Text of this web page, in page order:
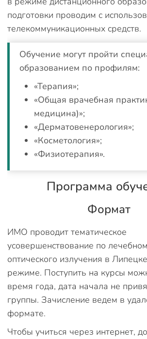
подготовки проводим с
телекоммуникационных средств.
Обучение могут пройти
образованием по профилям:
«Терапия»;
«Общая врачебная
медицина)»;
«Дерматовенерология»;
«Косметология»;
«Физиотерапия».
Программа
Формат
ИМО проводит тематическое
усовершенствование по
оптического излучения в
режиме. Поступить на курсы
время года, дата начала не
группы. Зачисление ведем в
формате.
Чтобы учиться через интернет,